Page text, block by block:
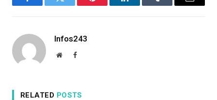
FacebookTwitter Pinterest LinkedInTumblr Email
Infos243
WebsiteFacebook
RELATED POSTS